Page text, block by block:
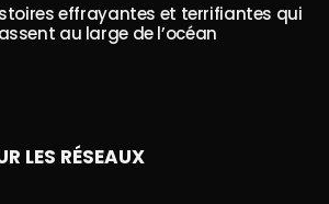
effrayantes et terrifiantes qui
au large de l’océan
LES RÉSEAUX